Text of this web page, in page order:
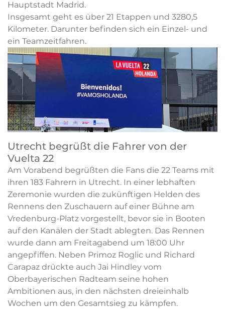
Hauptstadt Madrid.
Insgesamt geht es über 21 Etappen und 3280,5
Kilometer. Darunter befinden sich ein Einzel- und
ein Teamzeitfahren.
Utrecht begrüßt die Fahrer von der
Vuelta 22
Am Vorabend begrüßten die Fans die 22 Teams mit
ihren 183 Fahrern in Utrecht. In einer lebhaften
Zeremonie wurden die zukünftigen Helden des
Rennens den Zuschauern auf einer Bühne am
Vredenburg-Platz vorgestellt, bevor sie in Booten
auf den Kanälen der Stadt ablegten. Das Rennen
wurde dann am Freitagabend um 18:00 Uhr
angepfiffen. Neben Primoz Roglic und Richard
Carapaz drückte auch Jai Hindley vom
Oberbayerischen Radteam seine hohen
Ambitionen aus, in den nächsten dreieinhalb
Wochen um den Gesamtsieg zu kämpfen.